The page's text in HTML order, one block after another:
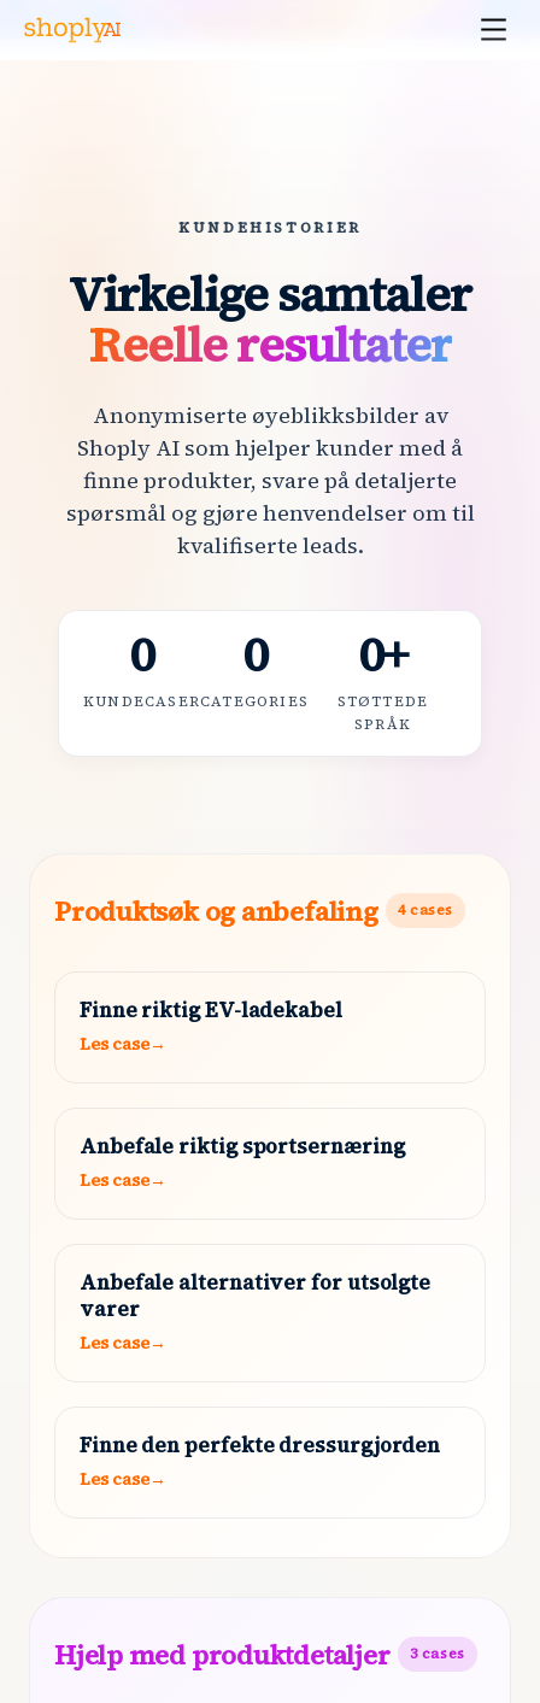
KUNDEHISTORIER
Virkelige samtaler
Reelle resultater
Anonymiserte øyeblikksbilder av
Shoply AI som hjelper kunder med å
finne produkter, svare på detaljerte
spørsmål og gjøre henvendelser om til
kvalifiserte leads.
0
KUNDECASER
0
CATEGORIES
0+
STØTTEDE
SPRÅK
Produktsøk og anbefaling 4 cases
Finne riktig EV-ladekabel
Les case→
Anbefale riktig sportsernæring
Les case→
Anbefale alternativer for utsolgte
varer
Les case→
Finne den perfekte dressurgjorden
Les case→
Hjelp med produktdetaljer 3 cases